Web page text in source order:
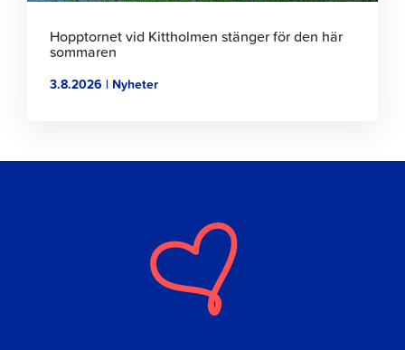
Hopptornet vid Kittholmen stänger för den här
sommaren
3.8.2026 | Nyheter